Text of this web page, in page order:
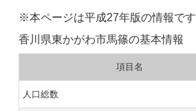
※本ページは平成27年版の情報で
香川県東かがわ市馬篠の基本情報
項目名
人口総数